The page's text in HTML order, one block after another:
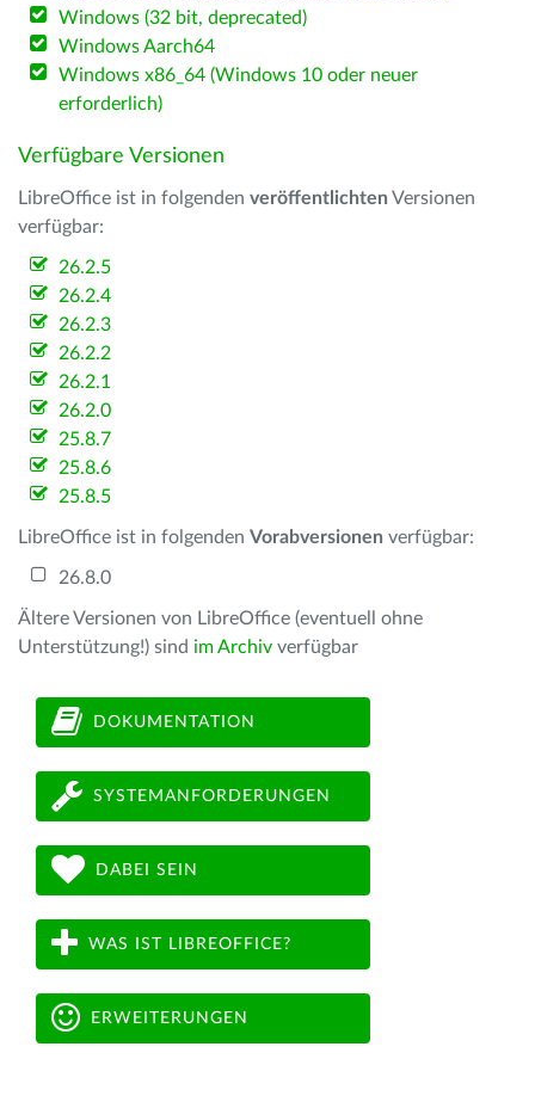
Windows (32 bit, deprecated)
Windows Aarch64
Windows x86_64 (Windows 10 oder neuer
erforderlich)
Verfügbare Versionen
LibreOffice ist in folgenden veröffentlichten Versionen
verfügbar:
26.2.5
26.2.4
26.2.3
26.2.2
26.2.1
26.2.0
25.8.7
25.8.6
25.8.5
LibreOffice ist in folgenden Vorabversionen verfügbar:
26.8.0
Ältere Versionen von LibreOffice (eventuell ohne
Unterstützung!) sind im Archiv verfügbar
DOKUMENTATION
SYSTEMANFORDERUNGEN
DABEI SEIN
WAS IST LIBREOFFICE?
ERWEITERUNGEN